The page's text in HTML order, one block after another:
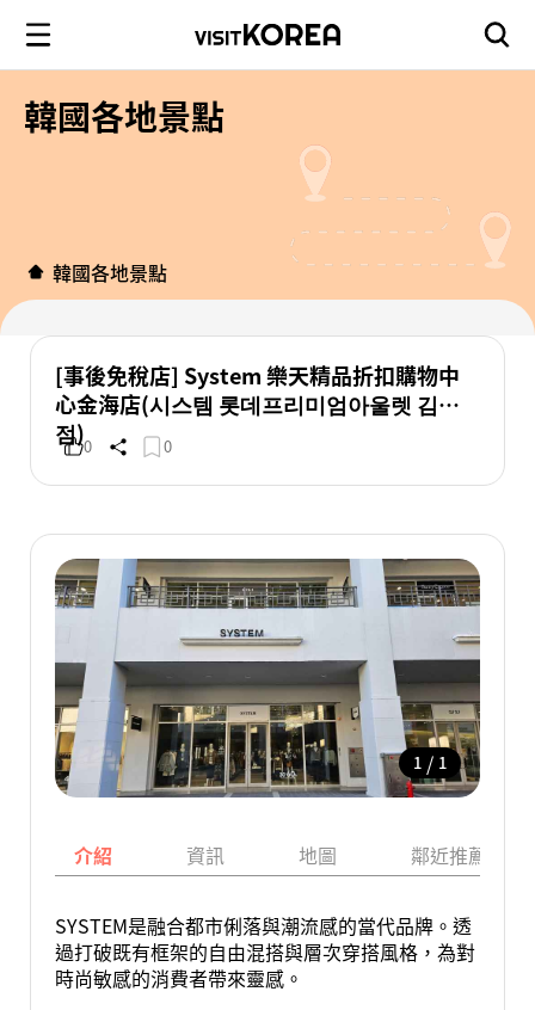
韓國各地景點
韓國各地景點
[事後免稅店] System 樂天精品折扣購物中
心金海店(시스템 롯데프리미엄아울렛 김해
점)0 0
1 / 1
介紹 資訊 地圖 鄰近推薦景點
SYSTEM是融合都市俐落與潮流感的當代品牌。透
過打破既有框架的自由混搭與層次穿搭風格，為對
時尚敏感的消費者帶來靈感。